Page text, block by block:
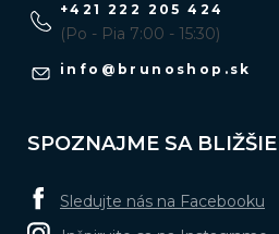
info @ brunoshop.sk
+421 222 205 424
(Po - Pia 7:00 - 15:30)
SPOZNAJME SA BLIŽŠIE
Sledujte nás na Facebooku